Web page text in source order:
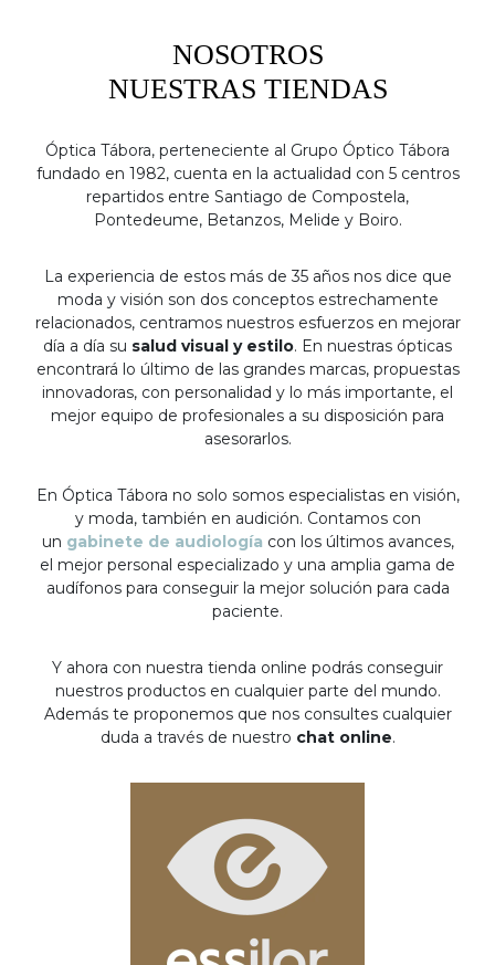
NOSOTROS
NUESTRAS TIENDAS
Óptica Tábora, perteneciente al Grupo Óptico Tábora
fundado en 1982, cuenta en la actualidad con 5 centros
repartidos entre Santiago de Compostela,
Pontedeume, Betanzos, Melide y Boiro.
La experiencia de estos más de 35 años nos dice que
moda y visión son dos conceptos estrechamente
relacionados, centramos nuestros esfuerzos en mejorar
día a día su salud visual y estilo. En nuestras ópticas
encontrará lo último de las grandes marcas, propuestas
innovadoras, con personalidad y lo más importante, el
mejor equipo de profesionales a su disposición para
asesorarlos.
En Óptica Tábora no solo somos especialistas en visión,
y moda, también en audición. Contamos con
un gabinete de audiología con los últimos avances,
el mejor personal especializado y una amplia gama de
audífonos para conseguir la mejor solución para cada
paciente.
Y ahora con nuestra tienda online podrás conseguir
nuestros productos en cualquier parte del mundo.
Además te proponemos que nos consultes cualquier
duda a través de nuestro chat online.